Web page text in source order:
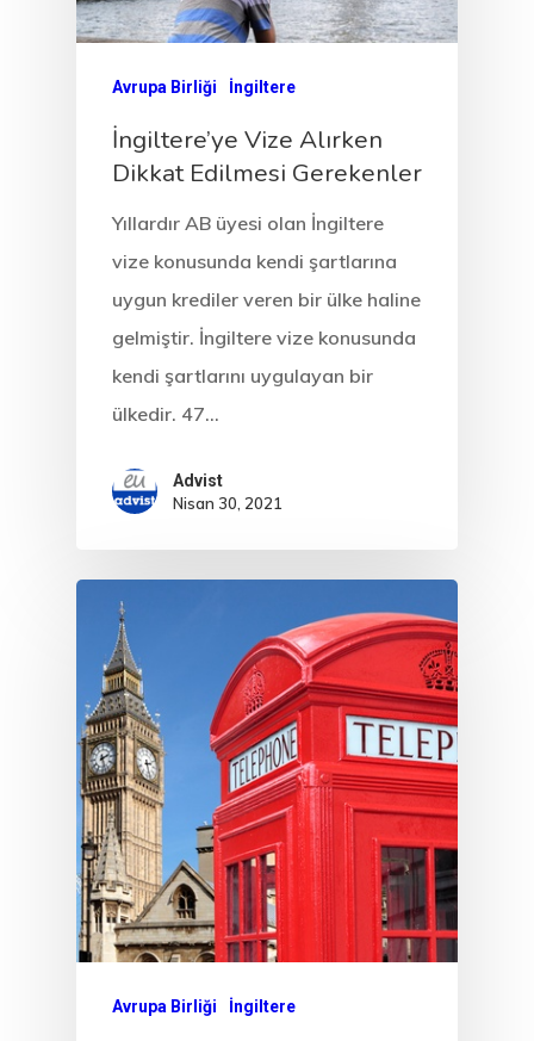
Avrupa Birliği İngiltere
İngiltere’ye Vize Alırken
Dikkat Edilmesi Gerekenler
Yıllardır AB üyesi olan İngiltere
vize konusunda kendi şartlarına
uygun krediler veren bir ülke haline
gelmiştir. İngiltere vize konusunda
kendi şartlarını uygulayan bir
ülkedir. 47…
Advist
Nisan 30, 2021
Avrupa Birliği İngiltere